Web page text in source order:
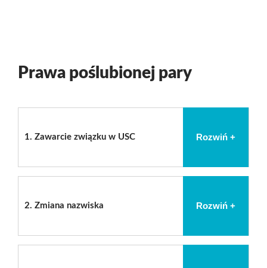
Prawa poślubionej pary
1. Zawarcie związku w USC Rozwiń +
2. Zmiana nazwiska Rozwiń +